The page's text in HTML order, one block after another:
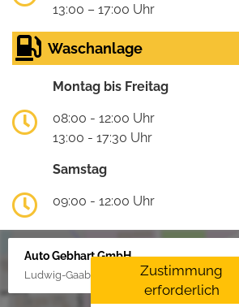
13:00 – 17:00 Uhr
Waschanlage
Montag bis Freitag
08:00 - 12:00 Uhr
13:00 - 17:30 Uhr
Samstag
09:00 - 12:00 Uhr
Auto Gebhart GmbH
Ludwig-Gaab-Str. 4, 88427 Bad Schussenried
Zustimmung
erforderlich